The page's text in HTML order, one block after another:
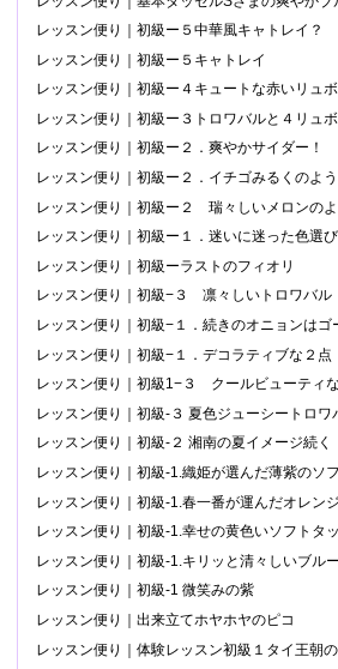
レッスン便り｜初級ー５中華風キャトレイ？
レッスン便り｜初級ー５キャトレイ
レッスン便り｜初級ー４キュートな赤いリュ
レッスン便り｜初級ー３トロワバルと４リュ
レッスン便り｜初級ー２．爽やかサイダー！
レッスン便り｜初級ー２．イチゴみるくのよう
レッスン便り｜初級ー２ 瑞々しいメロンの
レッスン便り｜初級ー１．迷いに迷った色選び
レッスン便り｜初級ーラストのフィオリ
レッスン便り｜初級−３ 凛々しいトロワバル
レッスン便り｜初級−１．続きのオニョンはゴ
レッスン便り｜初級−１．デコラティブな２点
レッスン便り｜初級1−３ クールビューティ
レッスン便り｜初級-３ 夏色ジューシートロワ
レッスン便り｜初級-２ 湘南の夏イメージ続く
レッスン便り｜初級-1.織姫が選んだ薄紫のソ
レッスン便り｜初級-1.春一番が運んだオレン
レッスン便り｜初級-1.幸せの黄色いソフトタ
レッスン便り｜初級-1.キリッと清々しいブル
レッスン便り｜初級-1 微笑みの紫
レッスン便り｜出来立てホヤホヤのピコ
レッスン便り｜体験レッスン初級１タイ王朝